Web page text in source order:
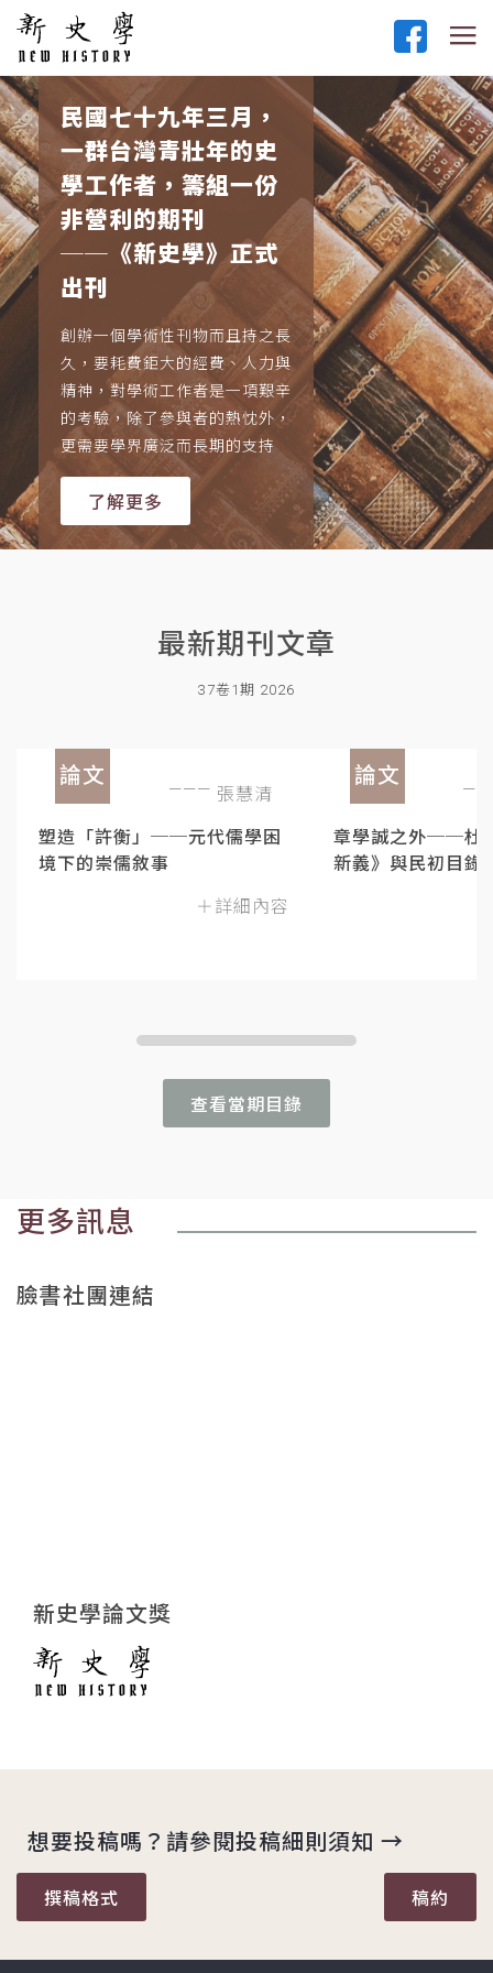
民國七十九年三月，
一群台灣青壯年的史
學工作者，籌組一份
非營利的期刊
──《新史學》正式
出刊
創辦一個學術性刊物而且持之長
久，要耗費鉅大的經費、人力與
精神，對學術工作者是一項艱辛
的考驗，除了參與者的熱忱外，
更需要學界廣泛而長期的支持
了解更多
最新期刊文章
37卷1期 2026
論文
張慧清
塑造「許衡」──元代儒學困
境下的崇儒敘事
＋詳細內容
論文
章學誠之外──杜
新義》與民初目錄
查看當期目錄
更多訊息
臉書社團連結
新史學論文獎
想要投稿嗎？請參閱投稿細則須知 →
撰稿格式 稿約